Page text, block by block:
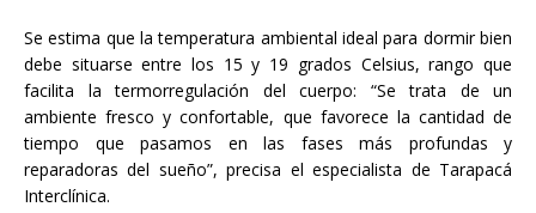
Se estima que la temperatura ambiental ideal para dormir bien
debe situarse entre los 15 y 19 grados Celsius, rango que
facilita la termorregulación del cuerpo: “Se trata de un
ambiente fresco y confortable, que favorece la cantidad de
tiempo que pasamos en las fases más profundas y
reparadoras del sueño”, precisa el especialista de Tarapacá
Interclínica.